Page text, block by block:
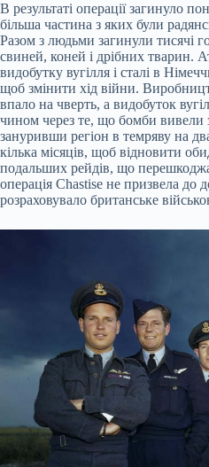
В результаті операції загинуло
більша частина з яких були
Разом з людьми загинули тисячі
свиней, коней і дрібних тварин.
видобутку вугілля і сталі в
щоб змінити хід війни.
впало на чверть, а видобуток
чином через те, що бомби вивели з
зануривши регіон в темряву на
кілька місяців, щоб відновити
подальших рейдів, що
операція Chastise не призвела до
розраховувало британське